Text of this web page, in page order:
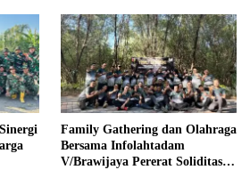
Family Gathering dan Olahraga
Bersama Infolahtadam
V/Brawijaya Pererat Soliditas